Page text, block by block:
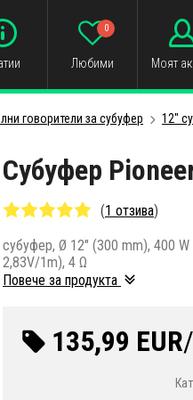
Любими
0
Моят
говорители за субуфер 12"
Субуфер
(1 отзива)
субуфер, Ø 12" (300 mm), 400
2,83V/1m), 4 Ω
Повече за продукта
135,99 EUR/